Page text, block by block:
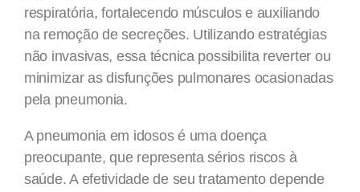
respiratória, fortalecendo músculos e auxiliando
na remoção de secreções. Utilizando estratégias
não invasivas, essa técnica possibilita reverter ou
minimizar as disfunções pulmonares ocasionadas
pela pneumonia.
A pneumonia em idosos é uma doença
preocupante, que representa sérios riscos à
saúde. A efetividade de seu tratamento depende